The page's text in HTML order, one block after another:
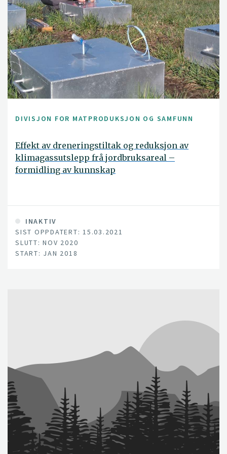
DIVISJON FOR MATPRODUKSJON OG SAMFUNN
Effekt av dreneringstiltak og reduksjon av
klimagassutslepp frå jordbruksareal –
formidling av kunnskap
INAKTIV
SIST OPPDATERT: 15.03.2021
SLUTT: NOV 2020
START: JAN 2018